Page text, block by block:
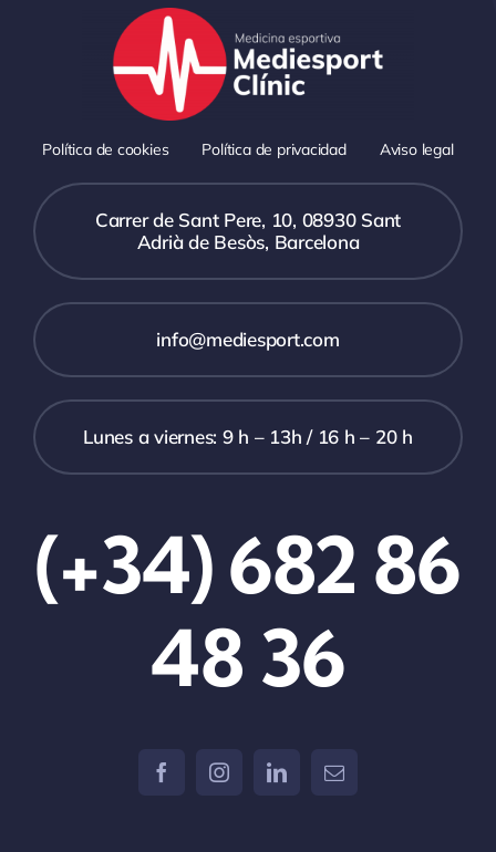
Política de cookies Política de privacidad Aviso legal
Carrer de Sant Pere, 10, 08930 Sant
Adrià de Besòs, Barcelona
info@mediesport.com
Lunes a viernes: 9 h – 13h / 16 h – 20 h
(+34) 682 86
48 36